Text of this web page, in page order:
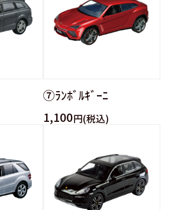
⑦ﾗﾝﾎﾞﾙｷﾞｰﾆ
1,100円(税込)